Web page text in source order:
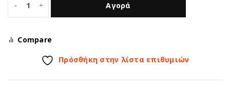
Αγορά
Compare
Πρόσθήκη στην λίστα επιθυμιών